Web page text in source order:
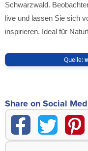
Schwarzwald.
live und lassen Sie sich
inspirieren. Ideal für
Quelle:
Share on Social